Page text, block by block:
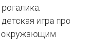
игра про
окружающим